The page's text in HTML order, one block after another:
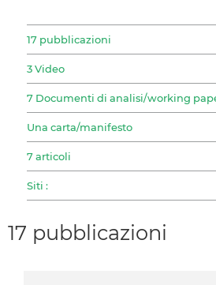
17 pubblicazioni
3 Video
7 Documenti di analisi/working
Una carta/manifesto
7 articoli
Siti :
17 pubblicazioni